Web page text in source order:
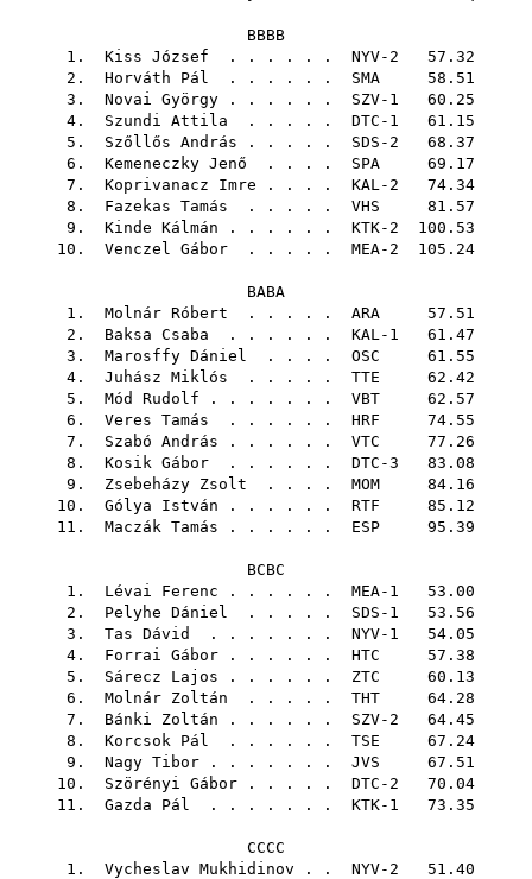
BBBB
1. Kiss József . . . . . . NYV-2 57.32
2. Horváth Pál . . . . . . SMA 58.51
3. Novai György . . . . . . SZV-1 60.25
4. Szundi Attila . . . . . DTC-1 61.15
5. Szőllős András . . . . . SDS-2 68.37
6. Kemeneczky Jenő . . . . SPA 69.17
7. Koprivanacz Imre . . . . KAL-2 74.34
8. Fazekas Tamás . . . . . VHS 81.57
9. Kinde Kálmán . . . . . . KTK-2 100.53
10. Venczel Gábor . . . . . MEA-2 105.24
BABA
1. Molnár Róbert . . . . . ARA 57.51
2. Baksa Csaba . . . . . . KAL-1 61.47
3. Marosffy Dániel . . . . OSC 61.55
4. Juhász Miklós . . . . . TTE 62.42
5. Mód Rudolf . . . . . . . VBT 62.57
6. Veres Tamás . . . . . . HRF 74.55
7. Szabó András . . . . . . VTC 77.26
8. Kosik Gábor . . . . . . DTC-3 83.08
9. Zsebeházy Zsolt . . . . MOM 84.16
10. Gólya István . . . . . . RTF 85.12
11. Maczák Tamás . . . . . . ESP 95.39
BCBC
1. Lévai Ferenc . . . . . . MEA-1 53.00
2. Pelyhe Dániel . . . . . SDS-1 53.56
3. Tas Dávid
. . . . . . . NYV-1 54.05
4. Forrai Gábor . . . . . . HTC 57.38
5. Sárecz Lajos . . . . . . ZTC 60.13
6. Molnár Zoltán . . . . . THT 64.28
7. Bánki Zoltán . . . . . . SZV-2 64.45
8. Korcsok Pál . . . . . . TSE 67.24
9. Nagy Tibor . . . . . . . JVS 67.51
10. Szörényi Gábor . . . . . DTC-2 70.04
11. Gazda Pál . . . . . . . KTK-1 73.35
CCCC
1. Vycheslav Mukhidinov . . NYV-2 51.40